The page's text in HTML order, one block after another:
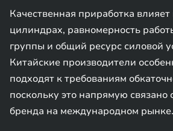
Качественная приработка
цилиндрах, равномерность
группы и общий ресурс силовой
Китайские производители
подходят к требованиям
поскольку это напрямую связано
бренда на международном рынке.